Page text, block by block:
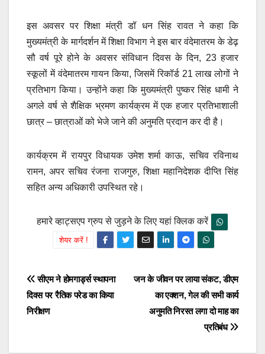
इस अवसर पर शिक्षा मंत्री डॉ धन सिंह रावत ने कहा कि
मुख्यमंत्री के मार्गदर्शन में शिक्षा विभाग ने इस बार वंदेमातरम के डेढ़
सौ वर्ष पूरे होने के अवसर संविधान दिवस के दिन, 23 हजार
स्कूलों में वंदेमातरम गायन किया, जिसमें रिकॉर्ड 21 लाख लोगों ने
प्रतिभाग किया। उन्होंने कहा कि मुख्यमंत्री पुष्कर सिंह धामी ने
अगले वर्ष से शैक्षिक भ्रमण कार्यक्रम में एक हजार प्रतिभाशाली
छात्र – छात्राओं को भेजे जाने की अनुमति प्रदान कर दी है।
कार्यक्रम में रायपुर विधायक उमेश शर्मा काऊ, सचिव रविनाथ
रामन, अपर सचिव रंजना राजगुरु, शिक्षा महानिदेशक दीप्ति सिंह
सहित अन्य अधिकारी उपस्थित रहे।
हमारे व्हाट्सएप ग्रुप से जुड़ने के लिए यहां क्लिक करें
शेयर करें !
Post
navigation
जन के जीवन पर लाया संकट, डीएम
का एक्शन, गेल की सभी कार्य
अनुमति निरस्त लगा दो माह का
प्रतिबंध
सीएम ने होमगार्ड्स स्थापना
दिवस पर रैतिक परेड का किया
निरीक्षण